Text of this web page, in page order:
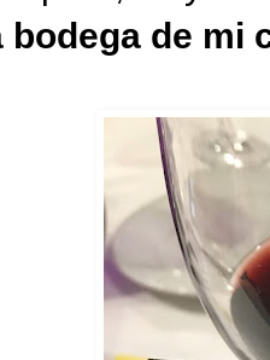
bodega de mi